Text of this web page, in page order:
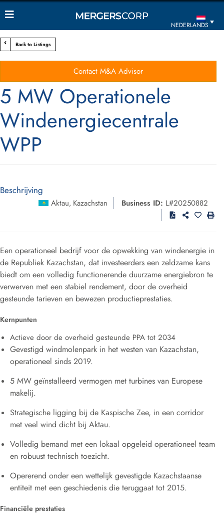
NEDERLANDS
Back to Listings
Contact M&A Advisor
5 MW Operationele
Windenergiecentrale
WPP
Beschrijving
Aktau, Kazachstan Business ID: L#20250882
Een operationeel bedrijf voor de opwekking van windenergie in
de Republiek Kazachstan, dat investeerders een zeldzame kans
biedt om een volledig functionerende duurzame energiebron te
verwerven met een stabiel rendement, door de overheid
gesteunde tarieven en bewezen productieprestaties.
Kernpunten
Actieve door de overheid gesteunde PPA tot 2034
Gevestigd windmolenpark in het westen van Kazachstan,
operationeel sinds 2019.
5 MW geïnstalleerd vermogen met turbines van Europese
makelij.
Strategische ligging bij de Kaspische Zee, in een corridor
met veel wind dicht bij Aktau.
Volledig bemand met een lokaal opgeleid operationeel team
en robuust technisch toezicht.
Opererend onder een wettelijk gevestigde Kazachstaanse
entiteit met een geschiedenis die teruggaat tot 2015.
Financiële prestaties